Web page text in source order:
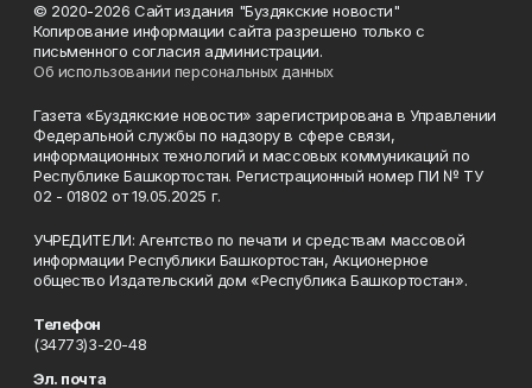
© 2020-2026 Сайт издания "Буздякские новости"
Копирование информации сайта разрешено только с
письменного согласия администрации.
Об использовании персональных данных
Газета «Буздякские новости» зарегистрирована в Управлении
Федеральной службы по надзору в сфере связи,
информационных технологий и массовых коммуникаций по
Республике Башкортостан. Регистрационный номер ПИ № ТУ
02 - 01802 от 19.05.2025 г.
УЧРЕДИТЕЛИ: Агентство по печати и средствам массовой
информации Республики Башкортостан, Акционерное
общество Издательский дом «Республика Башкортостан».
Телефон
(34773)3-20-48
Эл. почта